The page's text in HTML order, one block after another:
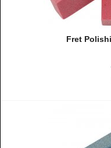
Fret